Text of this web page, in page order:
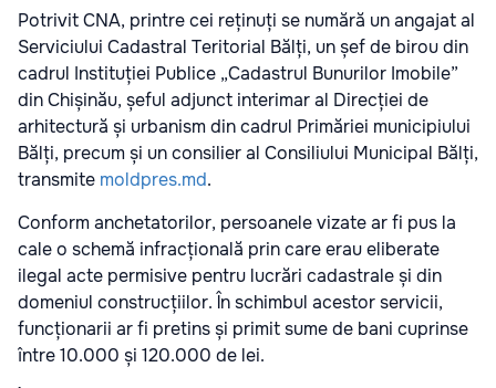
Potrivit CNA, printre cei reținuți se numără un angajat al
Serviciului Cadastral Teritorial Bălți, un șef de birou din
cadrul Instituției Publice „Cadastrul Bunurilor Imobile”
din Chișinău, șeful adjunct interimar al Direcției de
arhitectură și urbanism din cadrul Primăriei municipiului
Bălți, precum și un consilier al Consiliului Municipal Bălți,
transmite moldpres.md.
Conform anchetatorilor, persoanele vizate ar fi pus la
cale o schemă infracțională prin care erau eliberate
ilegal acte permisive pentru lucrări cadastrale și din
domeniul construcțiilor. În schimbul acestor servicii,
funcționarii ar fi pretins și primit sume de bani cuprinse
între 10.000 și 120.000 de lei.